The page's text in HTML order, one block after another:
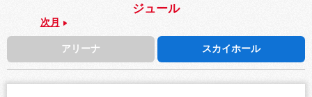
ジュール
次月
アリーナ スカイホール